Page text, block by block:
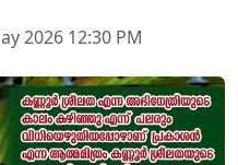
2026 12:30 PM